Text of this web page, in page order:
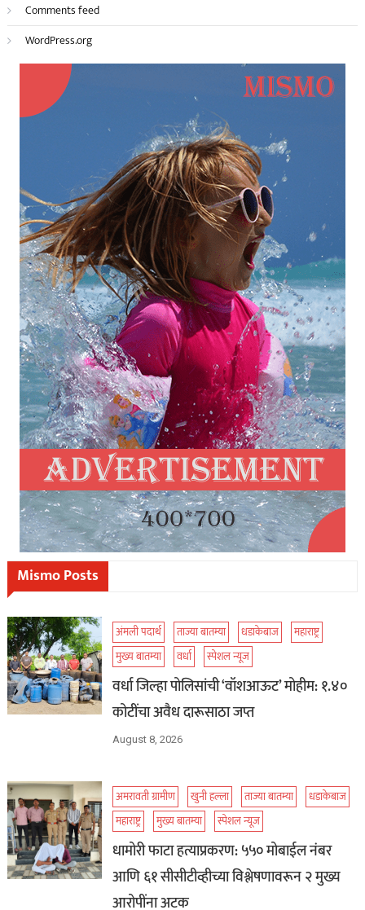
Comments feed
WordPress.org
Mismo Posts
अंमली पदार्थ ताज्या बातम्या धडाकेबाज
महाराष्ट्र
मुख्य बातम्या
वर्धा स्पेशल न्यूज
वर्धा जिल्हा पोलिसांची ‘वॉशआऊट’ मोहीम: १.४०
कोटींचा अवैध दारूसाठा जप्त
August 8, 2026
अमरावती ग्रामीण खुनी हल्ला ताज्या बातम्या
धडाकेबाज
महाराष्ट्र
मुख्य बातम्या स्पेशल न्यूज
धामोरी फाटा हत्याप्रकरण: ५५० मोबाईल नंबर
आणि ६१ सीसीटीव्हीच्या विश्लेषणावरून २ मुख्य
आरोपींना अटक